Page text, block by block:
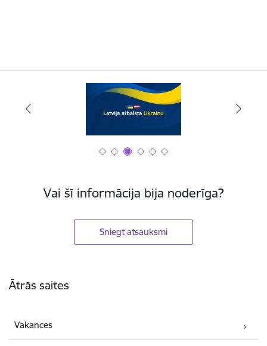
Vai šī informācija bija noderīga?
Sniegt atsauksmi
Ātrās saites
Vakances